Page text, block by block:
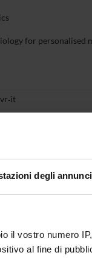
degli annunci
il vostro numero
al fine di
for personalised
it
details.